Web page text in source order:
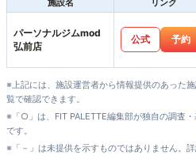
施設名
リンク
パーソナルジムmod
弘前店
公式 予約
※上記には、施設運営者から情報提供のあった
覧で確認できます。
※「○」は、FIT PALETTE編集部が独自の調査
です。
※「－」は未提供を示すものではありません。